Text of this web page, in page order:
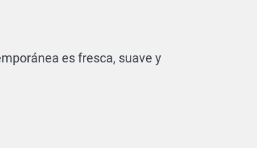
es fresca, suave y